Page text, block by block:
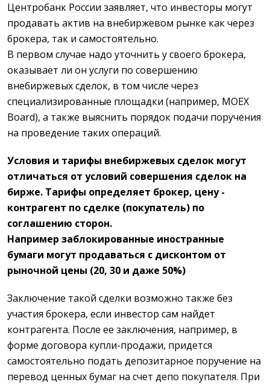
Центробанк России заявляет, что инвесторы могут
продавать актив на внебиржевом рынке как через
брокера, так и самостоятельно.
В первом случае надо уточнить у своего брокера,
оказывает ли он услуги по совершению
внебиржевых сделок, в том числе через
специализированные площадки (например, MOEX
Board), а также выяснить порядок подачи поручения
на проведение таких операций.
Условия и тарифы внебиржевых сделок могут
отличаться от условий совершения сделок на
бирже. Тарифы определяет брокер, цену -
контрагент по сделке (покупатель) по
соглашению сторон.
Например заблокированные иностранные
бумаги могут продаваться с дисконтом от
рыночной цены (20, 30 и даже 50%)
Заключение такой сделки возможно также без
участия брокера, если инвестор сам найдет
контрагента. После ее заключения, например, в
форме договора купли-продажи, придется
самостоятельно подать депозитарное поручение на
перевод ценных бумаг на счет депо покупателя. При